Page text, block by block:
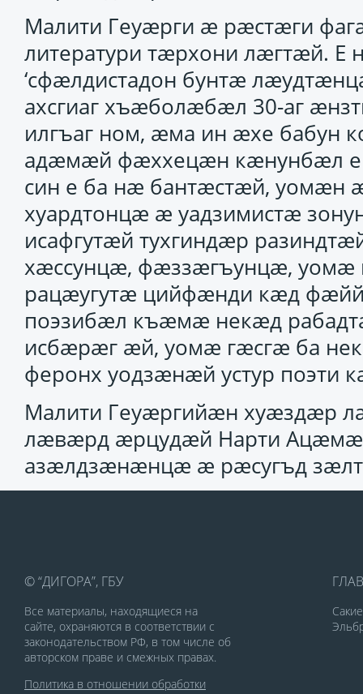
Малити Геуӕрги ӕ рӕстӕги
литератури тӕрхони лӕгтӕй.
‘сфӕлдистадон бунтӕ
ахсгиаг хъӕболӕбӕл 30-аг
илгъаг ном, ӕма ин ӕхе бабун
адӕмӕй фӕххецӕн кӕнунбӕл
син е ба нӕ бантӕстӕй,
хуардтонцӕ ӕ уадзимистӕ
исафгутӕй тухгиндӕр
хӕссунцӕ, фӕззӕгъунцӕ, уомӕ
рацӕугутӕ цийфӕнди кӕд
поэзибӕл къӕмӕ некӕд
исбӕрӕг ӕй, уомӕ гӕсгӕ ба
феронх уодзӕнӕй устур
Малити Геуӕргийӕн хуӕздӕр
лӕвӕрд ӕрцудӕй Нарти
азӕлдзӕнӕнцӕ ӕ рӕсугъд
© “ДИГОРА”, ГБУ
Все материалы, находящиеся на
сайте, охраняются в соответствии с
законодательством РФ, в том числе об
авторском праве и смежных правах.
Политика в отношении обработки